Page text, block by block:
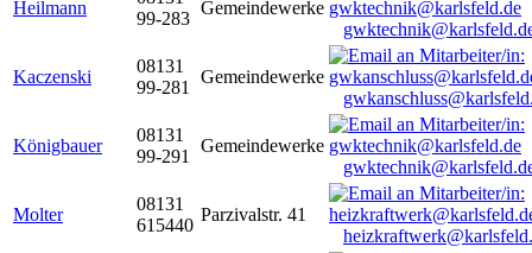
Heilmann
99-283
Gemeindewerke
Kaczenski
08131
99-281
Gemeindewerke
Königbauer
08131
99-291
Gemeindewerke
Molter
08131
615440
Parzivalstr. 41